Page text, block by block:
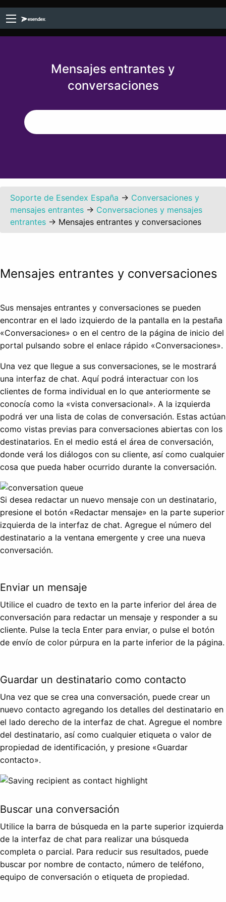
Mensajes entrantes y
conversaciones
Soporte de Esendex España → Conversaciones y
mensajes entrantes → Conversaciones y mensajes
entrantes → Mensajes entrantes y conversaciones
Mensajes entrantes y conversaciones
Sus mensajes entrantes y conversaciones se pueden
encontrar en el lado izquierdo de la pantalla en la pestaña
«Conversaciones» o en el centro de la página de inicio del
portal pulsando sobre el enlace rápido «Conversaciones».
Una vez que llegue a sus conversaciones, se le mostrará
una interfaz de chat. Aquí podrá interactuar con los
clientes de forma individual en lo que anteriormente se
conocía como la «vista conversacional». A la izquierda
podrá ver una lista de colas de conversación. Estas actúan
como vistas previas para conversaciones abiertas con los
destinatarios. En el medio está el área de conversación,
donde verá los diálogos con su cliente, así como cualquier
cosa que pueda haber ocurrido durante la conversación.
Si desea redactar un nuevo mensaje con un destinatario,
presione el botón «Redactar mensaje» en la parte superior
izquierda de la interfaz de chat. Agregue el número del
destinatario a la ventana emergente y cree una nueva
conversación.
Enviar un mensaje
Utilice el cuadro de texto en la parte inferior del área de
conversación para redactar un mensaje y responder a su
cliente. Pulse la tecla Enter para enviar, o pulse el botón
de envío de color púrpura en la parte inferior de la página.
Guardar un destinatario como contacto
Una vez que se crea una conversación, puede crear un
nuevo contacto agregando los detalles del destinatario en
el lado derecho de la interfaz de chat. Agregue el nombre
del destinatario, así como cualquier etiqueta o valor de
propiedad de identificación, y presione «Guardar
contacto».
Buscar una conversación
Utilice la barra de búsqueda en la parte superior izquierda
de la interfaz de chat para realizar una búsqueda
completa o parcial. Para reducir sus resultados, puede
buscar por nombre de contacto, número de teléfono,
equipo de conversación o etiqueta de propiedad.